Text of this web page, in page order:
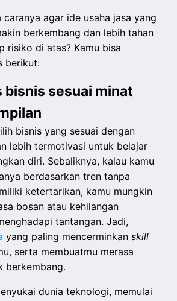
caranya agar ide usaha jasa yang
berkembang dan lebih tahan
risiko di atas? Kamu bisa
berikut:
bisnis sesuai minat
bisnis yang sesuai dengan
lebih termotivasi untuk belajar
diri. Sebaliknya, kalau kamu
berdasarkan tren tanpa
ketertarikan, kamu mungkin
bosan atau kehilangan
tantangan. Jadi,
yang paling mencerminkanskill
serta membuatmu merasa
berkembang.
dunia teknologi, memulai